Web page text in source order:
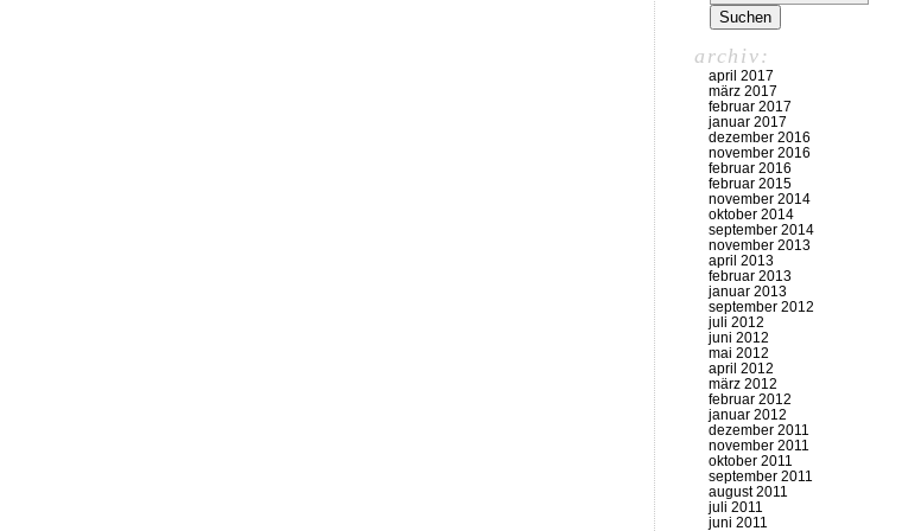
archiv:
april 2017
märz 2017
februar 2017
januar 2017
dezember 2016
november 2016
februar 2016
februar 2015
november 2014
oktober 2014
september 2014
november 2013
april 2013
februar 2013
januar 2013
september 2012
juli 2012
juni 2012
mai 2012
april 2012
märz 2012
februar 2012
januar 2012
dezember 2011
november 2011
oktober 2011
september 2011
august 2011
juli 2011
juni 2011